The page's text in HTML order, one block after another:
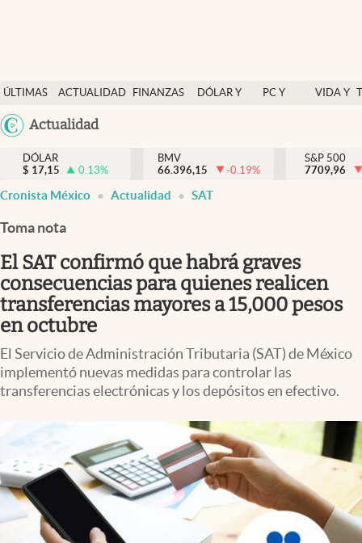
ÚLTIMAS
NOTICIAS
ACTUALIDAD
FINANZAS
DÓLAR Y
PC Y
VIDA Y
México
Actualidad
Actualidad
Finanzas y economía
Dólar y mercados
Pc y celular
Vida y estilo
Clima
abre en nueva pestaña
México
DÓLAR
$ 17,15 0.13%
BMV
66.396,15
-0.19%
S&P 500
7709,96
Cronista México Actualidad SAT
Toma nota
El SAT confirmó que habrá graves
consecuencias para quienes realicen
transferencias mayores a 15,000 pesos
en octubre
El Servicio de Administración Tributaria (SAT) de México
implementó nuevas medidas para controlar las
transferencias electrónicas y los depósitos en efectivo.